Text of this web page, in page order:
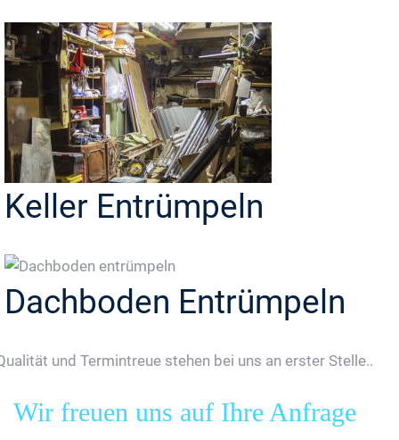
Keller Entrümpeln
Dachboden Entrümpeln
und Termintreue stehen bei uns an erster Stelle..
Wir freuen uns auf Ihre Anfrage